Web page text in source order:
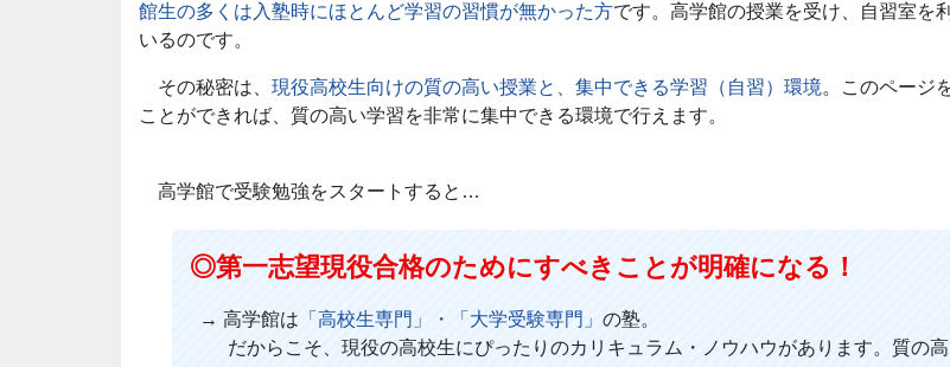
館生の多くは入塾時にほとんど学習の習慣が無かった方です。高学館の授業を受け、自習室を
いるのです。
その秘密は、 現役高校生向けの質の高い授業と、集中できる学習（自習）環境。このページ
ことができれば、質の高い学習を非常に集中できる環境で行えます。
高学館で受験勉強をスタートすると…
◎第一志望現役合格のためにすべきことが明確になる！
→ 高学館は 「高校生専門」・「大学受験専門」 の塾。
だからこそ、現役の高校生にぴったりのカリキュラム・ノウハウがあります。質の